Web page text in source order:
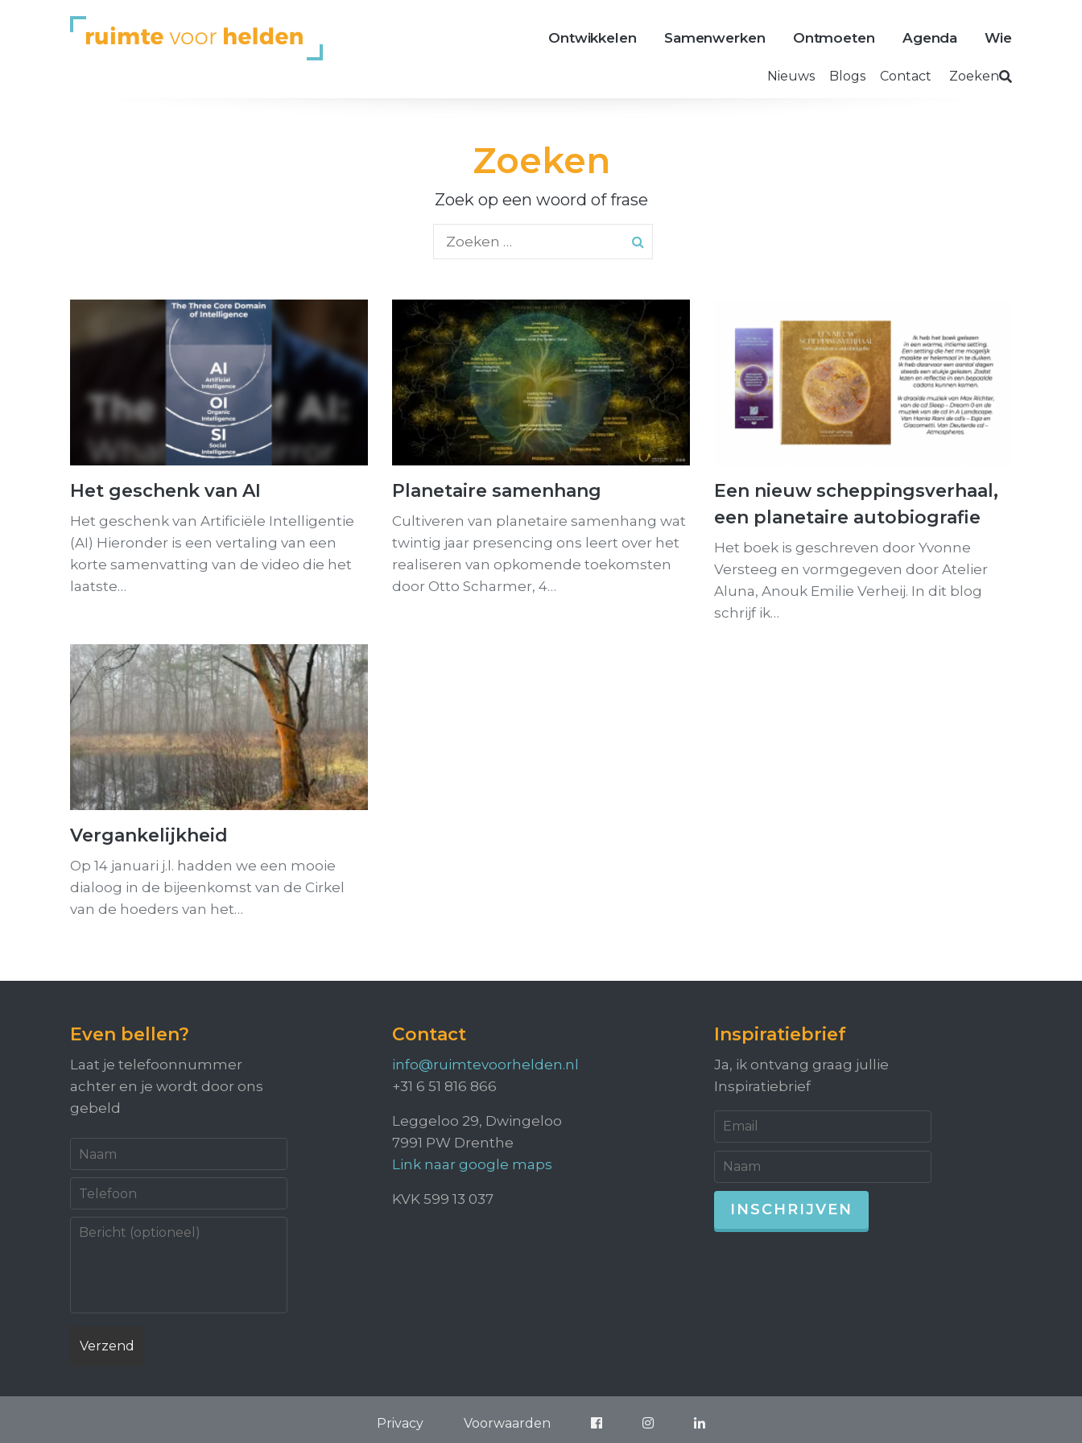
Ontwikkelen Samenwerken Ontmoeten Agenda Wie
Nieuws Blogs Contact Zoeken
Zoeken
Zoek op een woord of frase
Het geschenk van AI
Het geschenk van Artificiële Intelligentie
(AI) Hieronder is een vertaling van een
korte samenvatting van de video die het
laatste…
Planetaire samenhang
Cultiveren van planetaire samenhang wat
twintig jaar presencing ons leert over het
realiseren van opkomende toekomsten
door Otto Scharmer, 4…
Een nieuw scheppingsverhaal,
een planetaire autobiografie
Het boek is geschreven door Yvonne
Versteeg en vormgegeven door Atelier
Aluna, Anouk Emilie Verheij. In dit blog
schrijf ik…
Vergankelijkheid
Op 14 januari j.l. hadden we een mooie
dialoog in de bijeenkomst van de Cirkel
van de hoeders van het…
Even bellen?
Laat je telefoonnummer
achter en je wordt door ons
gebeld
Contact
info@ruimtevoorhelden.nl
+31 6 51 816 866
Leggeloo 29, Dwingeloo
7991 PW Drenthe
Link naar google maps
KVK 599 13 037
Inspiratiebrief
Ja, ik ontvang graag jullie
Inspiratiebrief
Privacy Voorwaarden